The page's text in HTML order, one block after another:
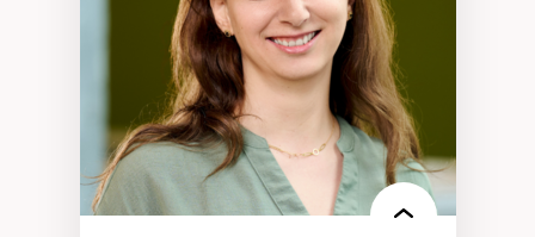
les auditoires médiatiques
Épistémologie des techniques de recherche
numérique et l’IA
Théorie des droits de la personne
La pensée politique d’Hannah Arendt
La pensée politique à l’ère numérique
Justice internationale et normes
internationales